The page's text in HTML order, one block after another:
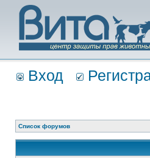
Вход
Список форумов